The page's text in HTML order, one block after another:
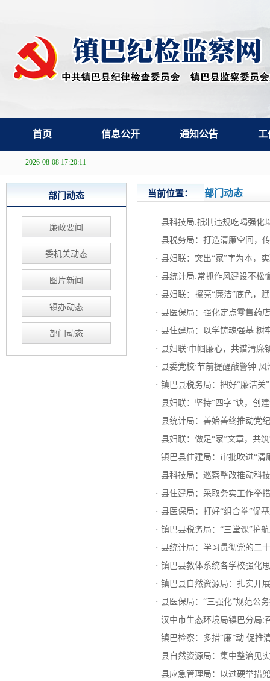
首页 信息公开 通知公告 工
2026-08-08 17:20:11
部门动态
廉政要闻
委机关动态
图片新闻
镇办动态
部门动态
当前位置： 部门动态
·县科技局:抵制违规吃喝强化
·县税务局：打造清廉空间，
·县妇联：突出“家”字为本，
·县统计局:常抓作风建设不松
·县妇联：擦亮“廉洁”底色，
·县医保局：强化定点零售药
·县住建局：以学铸魂强基 树
·县妇联:巾帼廉心，共谱清廉
·县委党校:节前提醒敲警钟 风
·镇巴县税务局：把好“廉洁关
·县妇联：坚持“四字”诀，创
·县统计局：善始善终推动党
·县妇联：做足“家”文章，共
·镇巴县住建局：审批吹进“清
·县科技局：巡察整改推动科
·县住建局：采取务实工作举
·县医保局：打好“组合拳”促
·镇巴县税务局：“三堂课”护
·县统计局：学习贯彻党的二
·镇巴县教体系统各学校强化
·镇巴县自然资源局：扎实开
·县医保局：“三强化”规范公
· 汉中市生态环境局镇巴分局:
·镇巴检察：多措“廉”动 促推
·县自然资源局：集中整治见
·县应急管理局：以过硬举措